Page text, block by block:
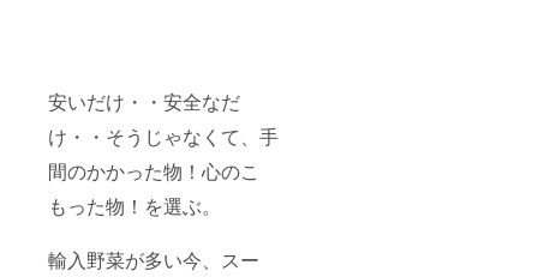
安いだけ・・安全なだ
け・・そうじゃなくて、手
間のかかった物！心のこ
もった物！を選ぶ。
輸入野菜が多い今、スー